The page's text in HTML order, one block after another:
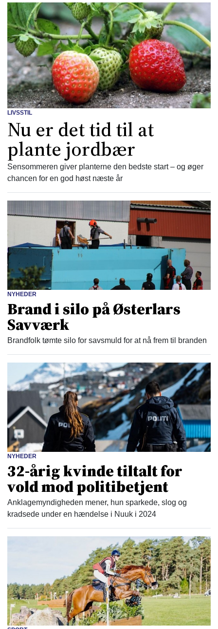
LIVSSTIL
Nu er det tid til at
plante jordbær
Sensommeren giver planterne den bedste start – og øger
chancen for en god høst næste år
NYHEDER
Brand i silo på Østerlars
Savværk
Brandfolk tømte silo for savsmuld for at nå frem til branden
NYHEDER
32-årig kvinde tiltalt for
vold mod politibetjent
Anklagemyndigheden mener, hun sparkede, slog og
kradsede under en hændelse i Nuuk i 2024